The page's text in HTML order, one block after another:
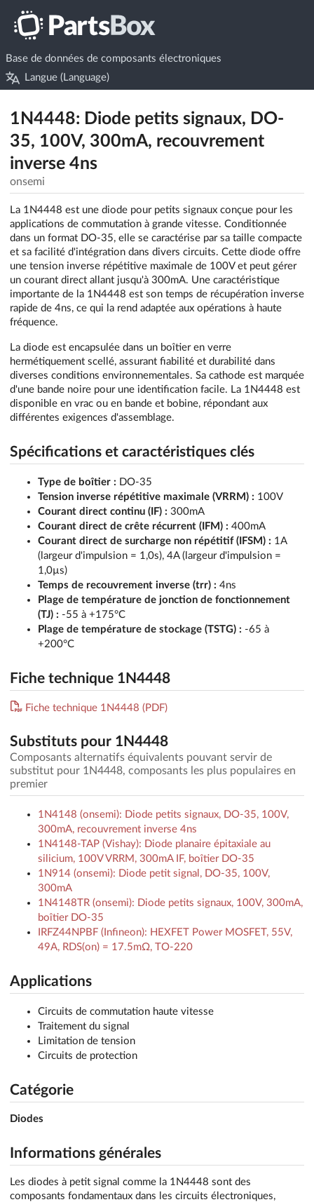
Base de données de composants électroniques
Langue (Language)
1N4448: Diode petits signaux, DO-
35, 100V, 300mA, recouvrement
inverse 4ns
onsemi
La 1N4448 est une diode pour petits signaux conçue pour les
applications de commutation à grande vitesse. Conditionnée
dans un format DO-35, elle se caractérise par sa taille compacte
et sa facilité d'intégration dans divers circuits. Cette diode offre
une tension inverse répétitive maximale de 100V et peut gérer
un courant direct allant jusqu'à 300mA. Une caractéristique
importante de la 1N4448 est son temps de récupération inverse
rapide de 4ns, ce qui la rend adaptée aux opérations à haute
fréquence.
La diode est encapsulée dans un boîtier en verre
hermétiquement scellé, assurant fiabilité et durabilité dans
diverses conditions environnementales. Sa cathode est marquée
d'une bande noire pour une identification facile. La 1N4448 est
disponible en vrac ou en bande et bobine, répondant aux
différentes exigences d'assemblage.
Spécifications et caractéristiques clés
Type de boîtier : DO-35
Tension inverse répétitive maximale (VRRM) : 100V
Courant direct continu (IF) : 300mA
Courant direct de crête récurrent (IFM) : 400mA
Courant direct de surcharge non répétitif (IFSM) : 1A
(largeur d'impulsion = 1,0s), 4A (largeur d'impulsion =
1,0µs)
Temps de recouvrement inverse (trr) : 4ns
Plage de température de jonction de fonctionnement
(TJ) : -55 à +175°C
Plage de température de stockage (TSTG) : -65 à
+200°C
Fiche technique 1N4448
Fiche technique 1N4448 (PDF)
Substituts pour 1N4448
Composants alternatifs équivalents pouvant servir de
substitut pour 1N4448, composants les plus populaires en
premier
1N4148 (onsemi): Diode petits signaux, DO-35, 100V,
300mA, recouvrement inverse 4ns
1N4148-TAP (Vishay): Diode planaire épitaxiale au
silicium, 100V VRRM, 300mA IF, boîtier DO-35
1N914 (onsemi): Diode petit signal, DO-35, 100V,
300mA
1N4148TR (onsemi): Diode petits signaux, 100V, 300mA,
boîtier DO-35
IRFZ44NPBF (Infineon): HEXFET Power MOSFET, 55V,
49A, RDS(on) = 17.5mΩ, TO-220
Applications
Circuits de commutation haute vitesse
Traitement du signal
Limitation de tension
Circuits de protection
Catégorie
Diodes
Informations générales
Les diodes à petit signal comme la 1N4448 sont des
composants fondamentaux dans les circuits électroniques,